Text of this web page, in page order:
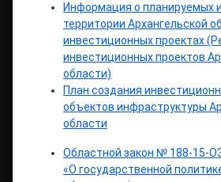
Информация о планируемых
территории Архангельской
инвестиционных проектах
инвестиционных проектов
области)
План создания
объектов инфраструктуры
области
Областной закон № 188-15-ОЗ
«О государственной